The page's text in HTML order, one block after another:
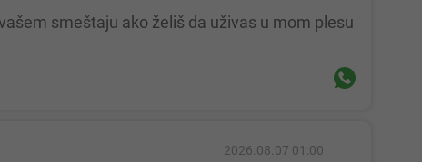
2026.08.07 01:00